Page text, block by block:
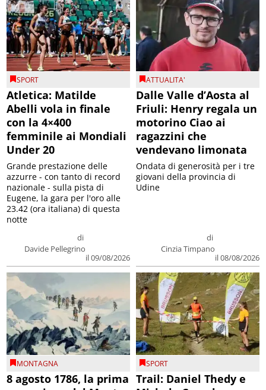
SPORT
Atletica: Matilde
Abelli vola in finale
con la 4×400
femminile ai Mondiali
Under 20
di
Davide Pellegrino
il 09/08/2026
Grande prestazione delle
azzurre - con tanto di record
nazionale - sulla pista di
Eugene, la gara per l'oro alle
23.42 (ora italiana) di questa
notte
ATTUALITA'
Dalle Valle d’Aosta al
Friuli: Henry regala un
motorino Ciao ai
ragazzini che
vendevano limonata
di
Cinzia Timpano
il 08/08/2026
Ondata di generosità per i tre
giovani della provincia di
Udine
MONTAGNA
8 agosto 1786, la prima
SPORT
Trail: Daniel Thedy e